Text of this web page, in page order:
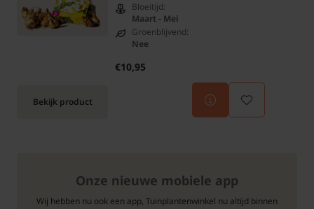
Bekijk product
Bloeitijd:
Maart - Mei
Groenblijvend:
Nee
€10,95
Onze nieuwe mobiele app
Wij hebben nu ook een app, Tuinplantenwinkel nu altijd binnen